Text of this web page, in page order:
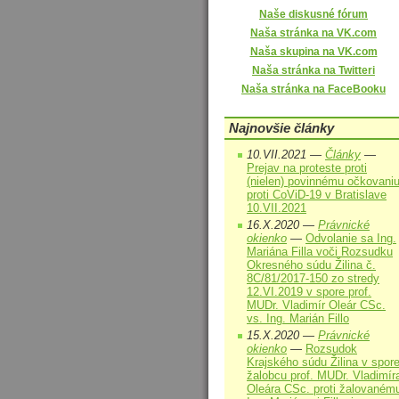
Naše diskusné fórum
Naša stránka na VK.com
Naša skupina na VK.com
Naša stránka na Twitteri
Naša stránka na FaceBooku
Najnovšie články
10.VII.2021 — Články —
Prejav na proteste proti
(nielen) povinnému očkovaniu
proti CoViD-19 v Bratislave
10.VII.2021
16.X.2020 — Právnické
okienko — Odvolanie sa Ing.
Mariána Filla voči Rozsudku
Okresného súdu Žilina č.
8C/81/2017-150 zo stredy
12.VI.2019 v spore prof.
MUDr. Vladimír Oleár CSc.
vs. Ing. Marián Fillo
15.X.2020 — Právnické
okienko — Rozsudok
Krajského súdu Žilina v spore
žalobcu prof. MUDr.
Oleára CSc. proti